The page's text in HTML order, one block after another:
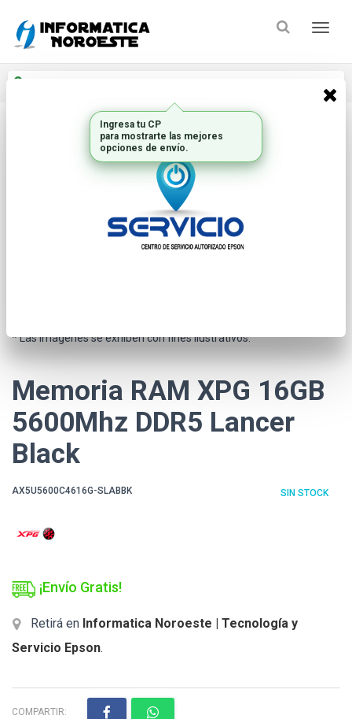
Componentes Oem_2 Memorias Valueram
* Las imágenes se exhiben con fines ilustrativos.
Memoria RAM XPG 16GB
5600Mhz DDR5 Lancer
Black
AX5U5600C4616G-SLABBK SIN STOCK
¡Envío Gratis!
Retirá en Informatica Noroeste | Tecnología y
Servicio Epson.
COMPARTIR:
Ingresa tu CP
para mostrarte las mejores
opciones de envío.